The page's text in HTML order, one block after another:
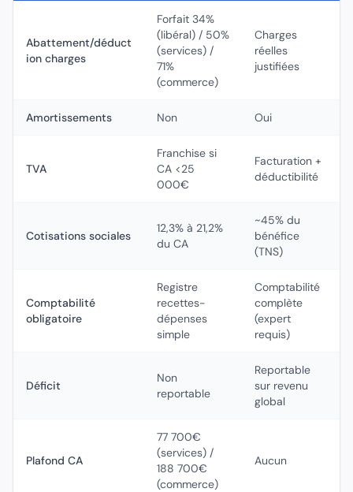
Abattement/déduct
ion charges
Forfait 34%
(libéral) / 50%
(services) /
71%
(commerce)
Charges
réelles
justifiées
Amortissements Non Oui
TVA
Franchise si
CA <25
000€
Facturation +
déductibilité
Cotisations sociales
12,3% à 21,2%
du CA
~45% du
bénéfice
(TNS)
Comptabilité
obligatoire
Registre
recettes-
dépenses
simple
Comptabilité
complète
(expert
requis)
Déficit
Non
reportable
Reportable
sur revenu
global
Plafond CA
77 700€
(services) /
188 700€
(commerce)
Aucun